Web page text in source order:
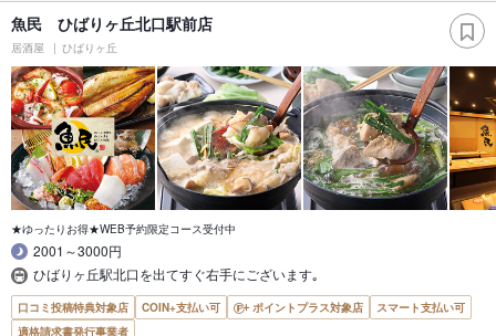
魚民 ひばりヶ丘北口駅前店
居酒屋 ひばりヶ丘
★ゆったりお得★WEB予約限定コース受付中
2001～3000円
ひばりヶ丘駅北口を出てすぐ右手にございます｡
口コミ投稿特典対象店 COIN+支払い可 ポイントプラス対象店
スマート支払い可
適格請求書発行事業者